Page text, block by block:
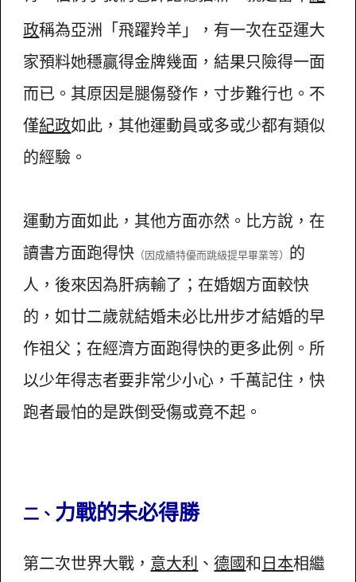
政稱為亞洲「飛躍羚羊」，有一次在亞運大
家預料她穩贏得金牌幾面，結果只險得一面
而已。其原因是腿傷發作，寸步難行也。不
僅紀政如此，其他運動員或多或少都有類似
的經驗。
運動方面如此，其他方面亦然。比方說，在
讀書方面跑得快 （因成績特優而跳級提早畢業等） 的
人，後來因為肝病輸了；在婚姻方面較快
的，如廿二歲就結婚未必比卅步才結婚的早
作祖父；在經濟方面跑得快的更多此例。所
以少年得志者要非常少小心，千萬記住，快
跑者最怕的是跌倒受傷或竟不起。
二、 力戰的未必得勝
第二次世界大戰， 意大利 、德國和日本相繼